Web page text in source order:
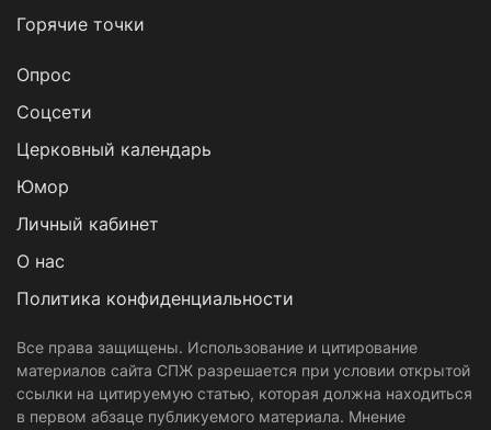
Горячие точки
Опрос
Cоцсети
Церковный календарь
Юмор
Личный кабинет
О нас
Политика конфиденциальности
Все права защищены. Использование и цитирование
материалов сайта СПЖ разрешается при условии открытой
ссылки на цитируемую статью, которая должна находиться
в первом абзаце публикуемого материала. Мнение